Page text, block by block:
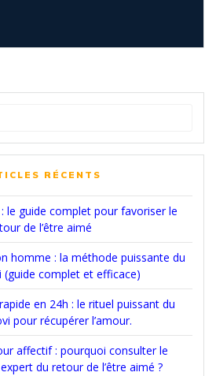
:
RÉCENTS
le guide complet pour favoriser le
de l’être aimé
homme : la méthode puissante du
(guide complet et efficace)
en 24h : le rituel puissant du
pour récupérer l’amour.
affectif : pourquoi consulter le
du retour de l’être aimé ?